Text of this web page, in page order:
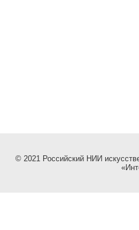
© 2021 Российский НИИ